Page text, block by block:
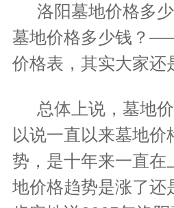
洛阳墓地价格多
墓地价格多少钱？
价格表，其实大家还
总体上说，墓地
以说一直以来墓地价
势，是十年来一直在
地价格趋势是涨了还